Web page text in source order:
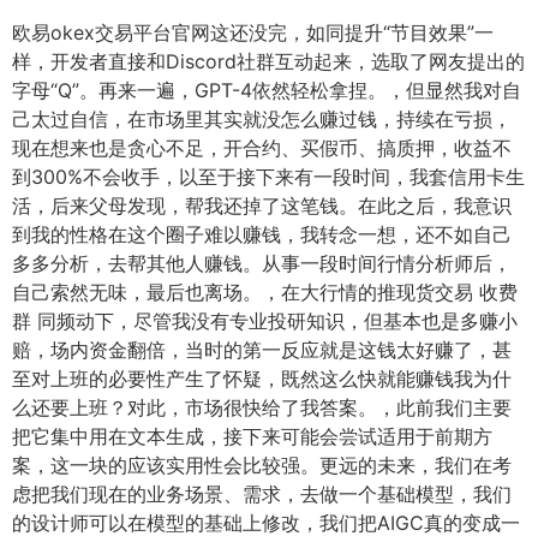
欧易okex交易平台官网这还没完，如同提升“节目效果”一
样，开发者直接和Discord社群互动起来，选取了网友提出的
字母“Q”。再来一遍，GPT-4依然轻松拿捏。，但显然我对自
己太过自信，在市场里其实就没怎么赚过钱，持续在亏损，
现在想来也是贪心不足，开合约、买假币、搞质押，收益不
到300%不会收手，以至于接下来有一段时间，我套信用卡生
活，后来父母发现，帮我还掉了这笔钱。在此之后，我意识
到我的性格在这个圈子难以赚钱，我转念一想，还不如自己
多多分析，去帮其他人赚钱。从事一段时间行情分析师后，
自己索然无味，最后也离场。，在大行情的推现货交易 收费
群 同频动下，尽管我没有专业投研知识，但基本也是多赚小
赔，场内资金翻倍，当时的第一反应就是这钱太好赚了，甚
至对上班的必要性产生了怀疑，既然这么快就能赚钱我为什
么还要上班？对此，市场很快给了我答案。，此前我们主要
把它集中用在文本生成，接下来可能会尝试适用于前期方
案，这一块的应该实用性会比较强。更远的未来，我们在考
虑把我们现在的业务场景、需求，去做一个基础模型，我们
的设计师可以在模型的基础上修改，我们把AIGC真的变成一